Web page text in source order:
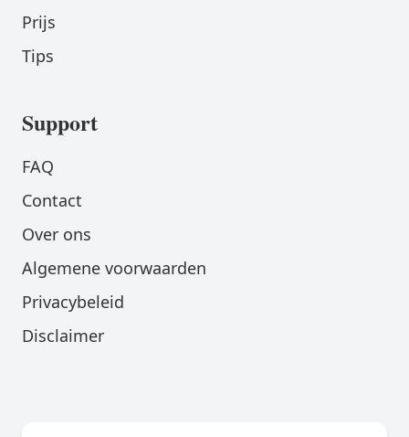
Prijs
Tips
Support
FAQ
Contact
Over ons
Algemene voorwaarden
Privacybeleid
Disclaimer